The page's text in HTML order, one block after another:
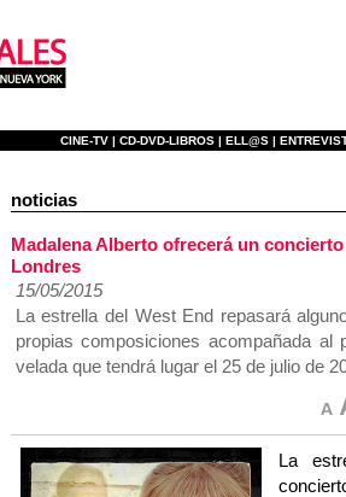
CINE-TV | CD-DVD-LIBROS | ELL@S |
noticias
Madalena Alberto ofrecerá un
Londres
15/05/2015
La estrella del West End repasará
propias composiciones acompañada
velada que tendrá lugar el 25 de julio de
La